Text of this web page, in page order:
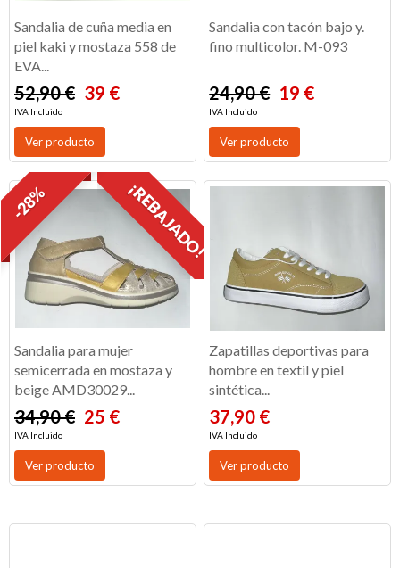
Sandalia de cuña media en
piel kaki y mostaza 558 de
EVA...
52,90 € 39 €
IVA Incluido
Ver producto
Sandalia con tacón bajo y.
fino multicolor. M-093
24,90 € 19 €
IVA Incluido
Ver producto
¡REBAJADO!
-28%
Sandalia para mujer
semicerrada en mostaza y
beige AMD30029...
34,90 € 25 €
IVA Incluido
Ver producto
Zapatillas deportivas para
hombre en textil y piel
sintética...
37,90 €
IVA Incluido
Ver producto